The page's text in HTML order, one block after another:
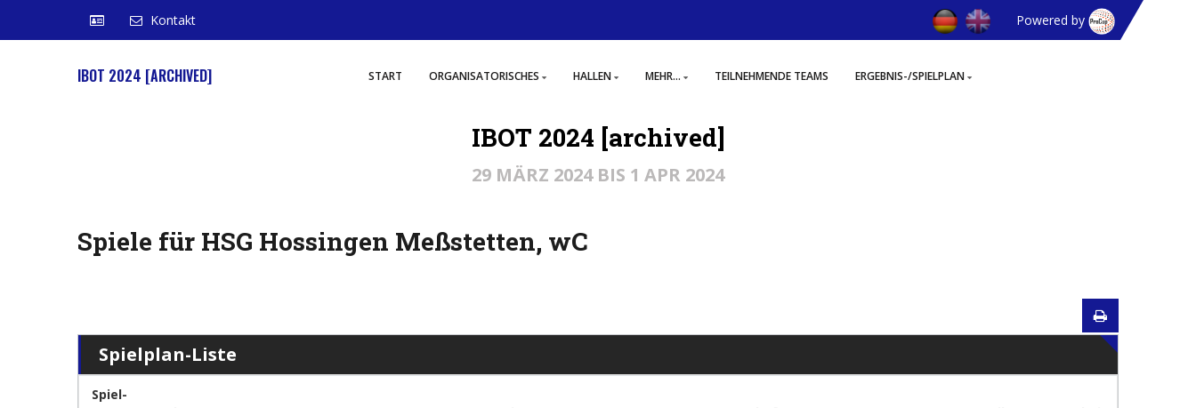
Kontakt Powered by
IBOT 2024 [ARCHIVED] START ORGANISATORISCHES HALLEN MEHR... TEILNEHMENDE TEAMS ERGEBNIS-/SPIELPLAN
IBOT 2024 [archived]
29 MÄRZ 2024 BIS 1 APR 2024
Spiele für HSG Hossingen Meßstetten, wC
Spielplan-Liste
Spiel-